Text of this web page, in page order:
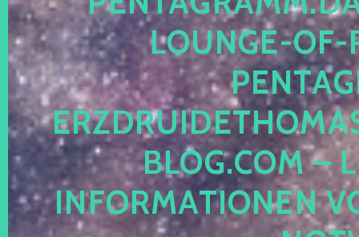
OUNGE-OF-
LOG.COM –
NFORMATIONEN